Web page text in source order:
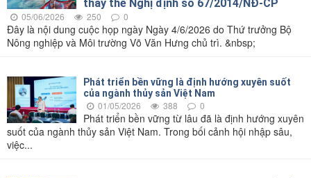
thay thế Nghị định số 67/2014/NĐ-CP
05/06/2026 250 0
Đây là nội dung cuộc họp ngày Ngày 4/6/2026 do Thứ trưởng Bộ
Nông nghiệp và Môi trường Võ Văn Hưng chủ trì. &nbsp;
Phát triển bền vững là định hướng xuyên suốt
của ngành thủy sản Việt Nam
01/05/2026 388 0
Phát triển bền vững từ lâu đã là định hướng xuyên
suốt của ngành thủy sản Việt Nam. Trong bối cảnh hội nhập sâu,
việc...